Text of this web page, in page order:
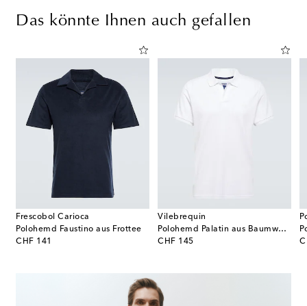
Das könnte Ihnen auch gefallen
Frescobol Carioca
Polohemd Faustino aus Frottee
CHF 141
original price
Vilebrequin
Polohemd Palatin aus Baumwoll-Piqué
CHF 145
original price